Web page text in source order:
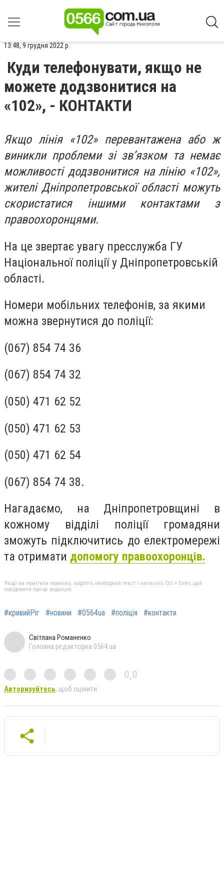
13:48, 9 грудня 2022 р.
Куди телефонувати, якщо не
можете додзвонитися на
«102», - КОНТАКТИ
Якщо лінія «102» перевантажена або ж
виникли проблеми зі зв’язком та немає
можливості додзвонитися на лінію «102»,
жителі Дніпропетровської області можуть
скористатися іншими контактами з
правоохоронцями.
На це звертає увагу пресслужба ГУ
Національної поліції у Дніпропетровській
області.
Номери мобільних телефонів, за якими
можна звернутися до поліції:
(067) 854 74 36
(067) 854 74 32
(050) 471 62 52
(050) 471 62 53
(050) 471 62 54
(067) 854 74 38.
Нагадаємо, на Дніпропетровщині в
кожному відділі поліції громадяни
зможуть підключитись до електромережі
та отримати допомогу правоохоронців.
Якщо ви помітили помилку, виділіть необхідний текст і натисніть Ctrl + Enter, щоб
повідомити про це редакцію
#кривийРіг #новини #0564ua #поліція #контакти
Світлана Романенко
Головна редакторка 0564.ua
0,0
Авторизуйтесь, щоб оцінити